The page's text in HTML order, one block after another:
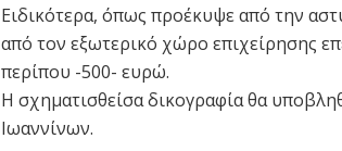
Ειδικότερα, όπως προέκυψε από την
από τον εξωτερικό χώρο επιχείρησης
περίπου -500- ευρώ.
Η σχηματισθείσα δικογραφία θα
Ιωαννίνων.